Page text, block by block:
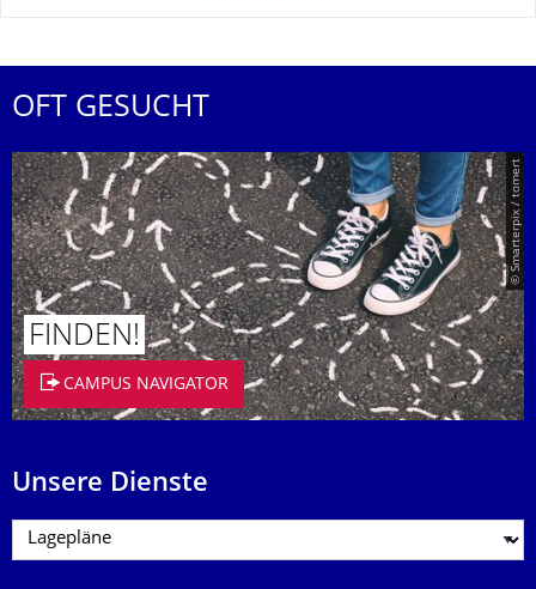
OFT GESUCHT
© Smarterpix / tomert
FINDEN!
CAMPUS NAVIGATOR
Unsere Dienste